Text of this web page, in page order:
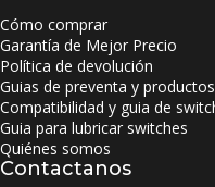
Cómo comprar
Garantía de Mejor Precio
Política de devolución
Guias de preventa y
Compatibilidad y guia de
Guia para lubricar switches
Quiénes somos
Contactanos